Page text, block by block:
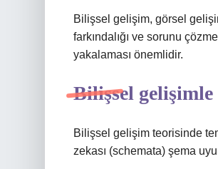
Bilişsel gelişim, görsel
farkındalığı ve sorunu
yakalaması önemlidir.
Bilişsel
Bilişsel gelişim teorisinde
zekası (schemata) şema